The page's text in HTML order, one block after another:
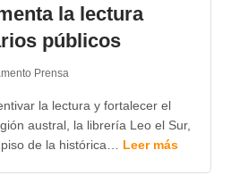
la lectura
públicos
Prensa
la lectura y fortalecer el
austral, la librería Leo el Sur,
de la histórica… Leer más